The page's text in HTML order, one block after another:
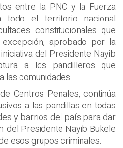
entre la PNC y la Fuerza
todo el territorio nacional
constitucionales que
aprobado por la
del Presidente Nayib
a los pandilleros que
las comunidades.
Centros Penales, continúa
a las pandillas en todas
y barrios del país para dar
del Presidente Nayib Bukele
esos grupos criminales.